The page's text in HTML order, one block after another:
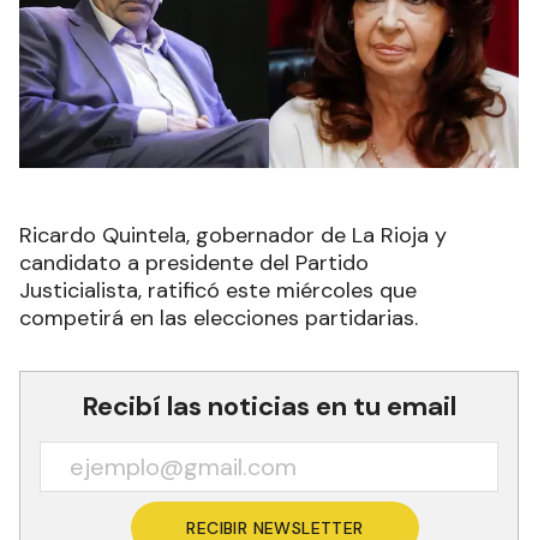
Ricardo Quintela, gobernador de La Rioja y
candidato a presidente del Partido
Justicialista, ratificó este miércoles que
competirá en las elecciones partidarias.
Recibí las noticias en tu email
RECIBIR NEWSLETTER